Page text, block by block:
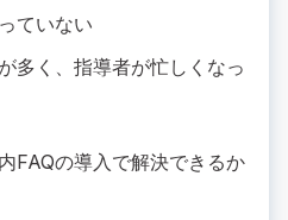
ていない
多く、指導者が忙しくなっ
FAQの導入で解決できるか